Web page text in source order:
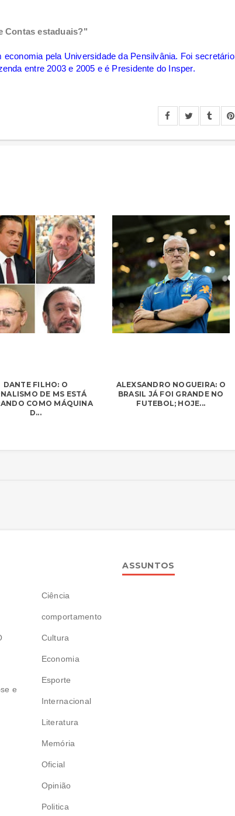
Contas estaduais?"
pela Universidade da Pensilvânia. Foi secretário
entre 2003 e 2005 e é Presidente do Insper.
DANTE FILHO: O
DE MS ESTÁ
COMO MÁQUINA
D...
ALEXSANDRO NOGUEIRA: O
BRASIL JÁ FOI GRANDE NO
FUTEBOL; HOJE...
e
ASSUNTOS
Ciência
comportamento
Cultura
Economia
Esporte
Internacional
Literatura
Memória
Oficial
Opinião
Politica